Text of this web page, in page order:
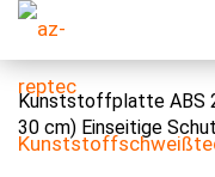
Kunststoffplatte ABS
30 cm) Einseitige